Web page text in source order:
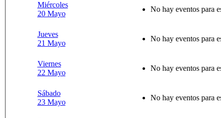
Miércoles
20 Mayo
No hay eventos para
Jueves
21 Mayo
No hay eventos para
Viernes
22 Mayo
No hay eventos para
Sábado
23 Mayo
No hay eventos para